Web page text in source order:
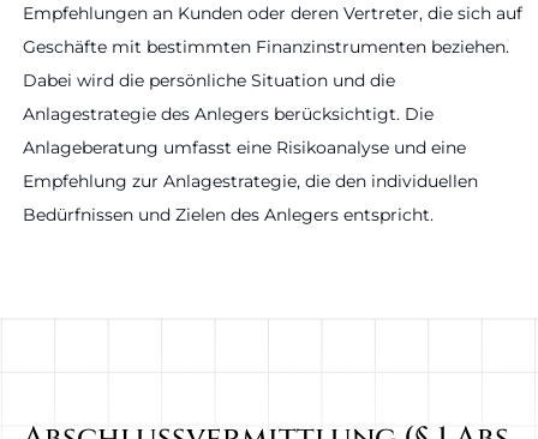
Empfehlungen an Kunden oder deren Vertreter, die sich auf
Geschäfte mit bestimmten Finanzinstrumenten beziehen.
Dabei wird die persönliche Situation und die
Anlagestrategie des Anlegers berücksichtigt. Die
Anlageberatung umfasst eine Risikoanalyse und eine
Empfehlung zur Anlagestrategie, die den individuellen
Bedürfnissen und Zielen des Anlegers entspricht.